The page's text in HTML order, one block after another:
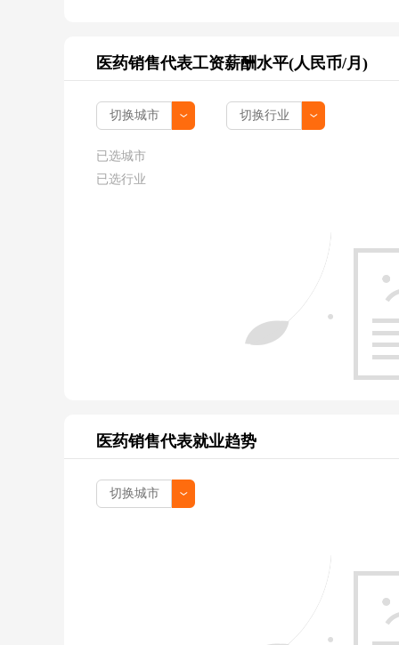
医药销售代表工资薪酬水平(人民币/月)
已选城市
已选行业
医药销售代表就业趋势